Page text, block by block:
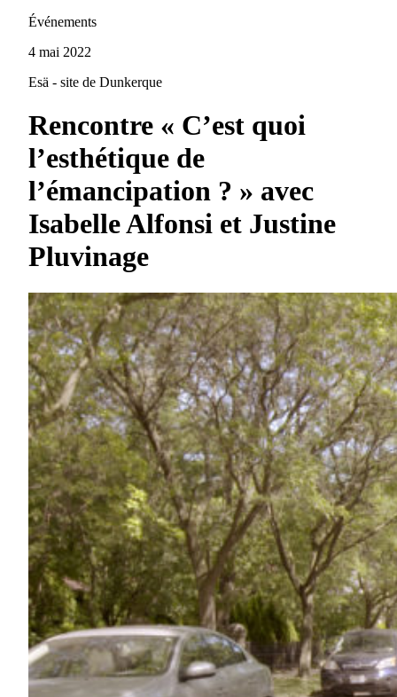
Événements
4 mai 2022
Esä - site de Dunkerque
Rencontre « C’est quoi
l’esthétique de
l’émancipation ? » avec
Isabelle Alfonsi et Justine
Pluvinage